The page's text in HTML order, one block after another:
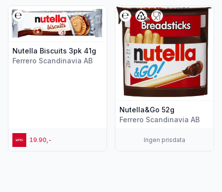
Nutella Biscuits 3pk 41g
Ferrero Scandinavia AB
19.90,-
Vis flere detaljer for produktet "Nutella Biscuits 3pk 41g"
Nutella&Go 52g
Ferrero Scandinavia AB
Ingen prisdata
Vis flere detaljer for